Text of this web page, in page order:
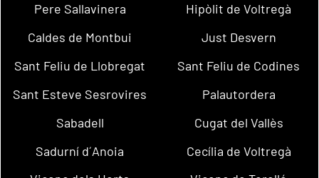
Pere Sallavinera
Hipòlit de Voltregà
Caldes de Montbui
Just Desvern
Sant Feliu de Llobregat
Sant Feliu de Codines
Sant Esteve Sesrovires
Palautordera
Sabadell
Cugat del Vallès
Sadurní d´Anoia
Cecília de Voltregà